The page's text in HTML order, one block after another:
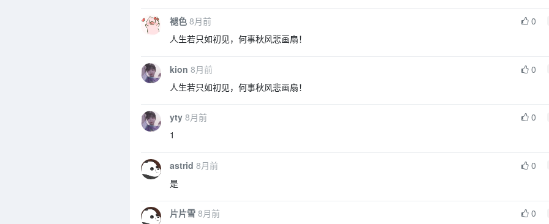
褪色 8月前
0
人生若只如初见，何事秋风悲画扇！
kion 8月前
0
人生若只如初见，何事秋风悲画扇！
yty 8月前
0
1
astrid 8月前
0
是
片片雪 8月前
0